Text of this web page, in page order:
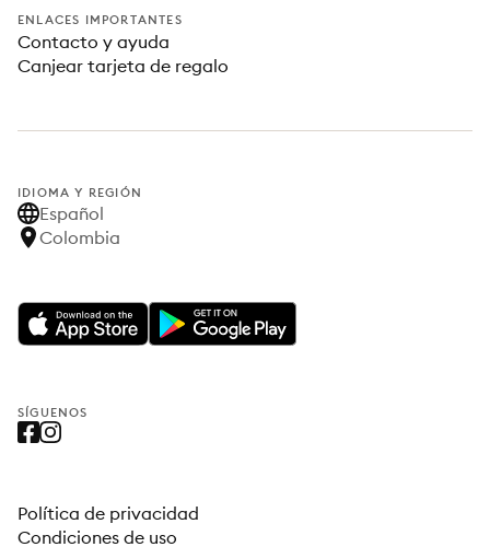
ENLACES IMPORTANTES
Contacto y ayuda
Canjear tarjeta de regalo
IDIOMA Y REGIÓN
Español
Colombia
SÍGUENOS
Política de privacidad
Condiciones de uso